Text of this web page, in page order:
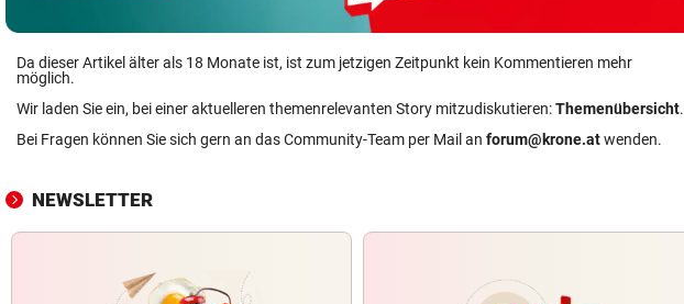
Da dieser Artikel älter als 18 Monate ist, ist zum jetzigen Zeitpunkt kein Kommentieren mehr
möglich.
Wir laden Sie ein, bei einer aktuelleren themenrelevanten Story mitzudiskutieren:Themenübersicht.
Bei Fragen können Sie sich gern an das Community-Team per Mail an forum@krone.atwenden.
NEWSLETTER